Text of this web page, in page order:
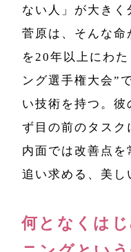
ない人」が大きく
菅原は、そんな
を20年以上にわ
ング選手権大会”
い技術を持つ。
ず目の前のタスク
内面では改善点を
追い求める、美し
何となくは